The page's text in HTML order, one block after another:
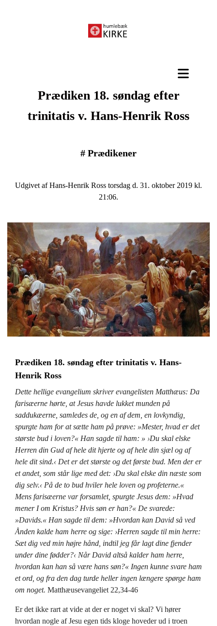
Prædiken 18. søndag efter
trinitatis v. Hans-Henrik Ross
# Prædikener
Udgivet af Hans-Henrik Ross torsdag d. 31. oktober 2019 kl.
21:06.
Prædiken 18. søndag efter trinitatis v. Hans-
Henrik Ross
Dette hellige evangelium skriver evangelisten Matthæus: Da
farisæerne hørte, at Jesus havde lukket munden på
saddukæerne, samledes de, og en af dem, en lovkyndig,
spurgte ham for at sætte ham på prøve: »Mester, hvad er det
største bud i loven?« Han sagde til ham: » ›Du skal elske
Herren din Gud af hele dit hjerte og af hele din sjæl og af
hele dit sind.‹ Det er det største og det første bud. Men der er
et andet, som står lige med det: ›Du skal elske din næste som
dig selv.‹ På de to bud hviler hele loven og profeterne.«
Mens farisæerne var forsamlet, spurgte Jesus dem: »Hvad
mener I om Kristus? Hvis søn er han?« De svarede:
»Davids.« Han sagde til dem: »Hvordan kan David så ved
Ånden kalde ham herre og sige: ›Herren sagde til min herre:
Sæt dig ved min højre hånd, indtil jeg får lagt dine fjender
under dine fødder?‹ Når David altså kalder ham herre,
hvordan kan han så være hans søn?« Ingen kunne svare ham
et ord, og fra den dag turde heller ingen længere spørge ham
om noget. Matthæusevangeliet 22,34-46
Er det ikke rart at vide at der er noget vi skal? Vi hører
hvordan nogle af Jesu egen tids kloge hoveder ud i troen